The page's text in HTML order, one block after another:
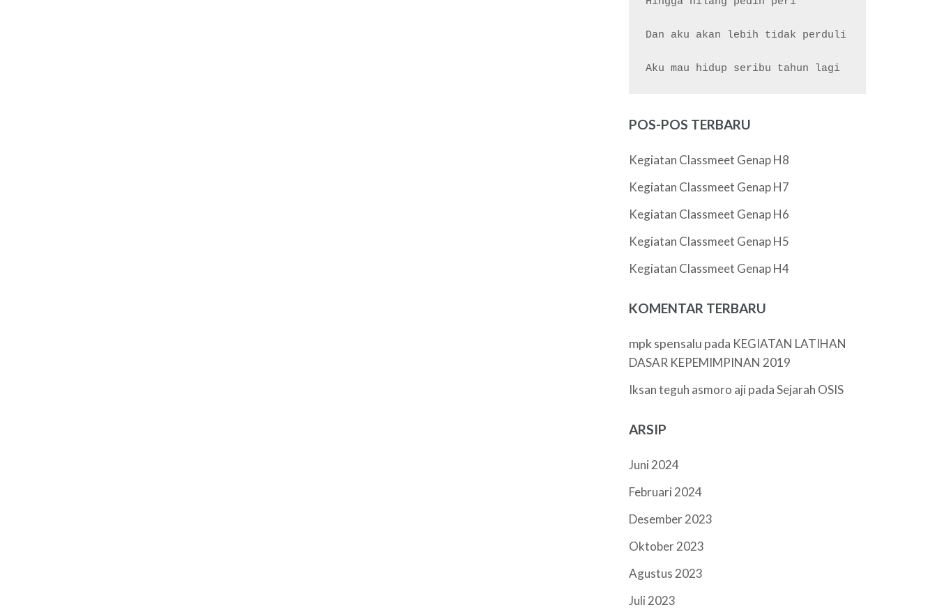
Dan aku akan lebih tidak perduli
POS-POS TERBARU
Kegiatan Classmeet Genap H8
Kegiatan Classmeet Genap H7
Kegiatan Classmeet Genap H6
Kegiatan Classmeet Genap H5
Kegiatan Classmeet Genap H4
KOMENTAR TERBARU
mpk spensalu pada KEGIATAN LATIHAN
DASAR KEPEMIMPINAN 2019
Iksan teguh asmoro aji padaSejarah OSIS
ARSIP
Juni 2024
Februari 2024
Desember 2023
Oktober 2023
Agustus 2023
Juli 2023